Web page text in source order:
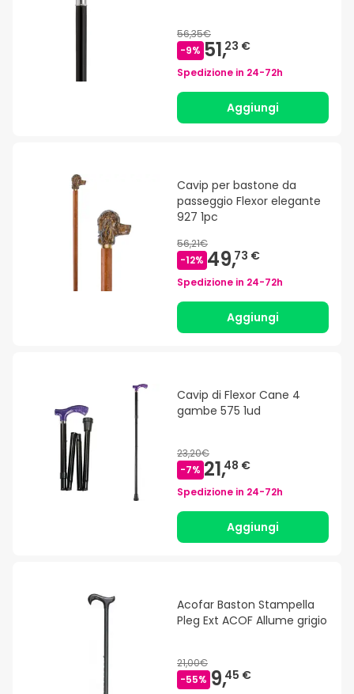
56,35€
-9% 51,23 €
Spedizione in 24-72h
Aggiungi
Cavip per bastone da
passeggio Flexor elegante
927 1pc
56,21€
-12% 49,73 €
Spedizione in 24-72h
Aggiungi
Cavip di Flexor Cane 4
gambe 575 1ud
23,20€
-7% 21,48 €
Spedizione in 24-72h
Aggiungi
Acofar Baston Stampella
Pleg Ext ACOF Allume grigio
21,00€
-55% 9,45 €